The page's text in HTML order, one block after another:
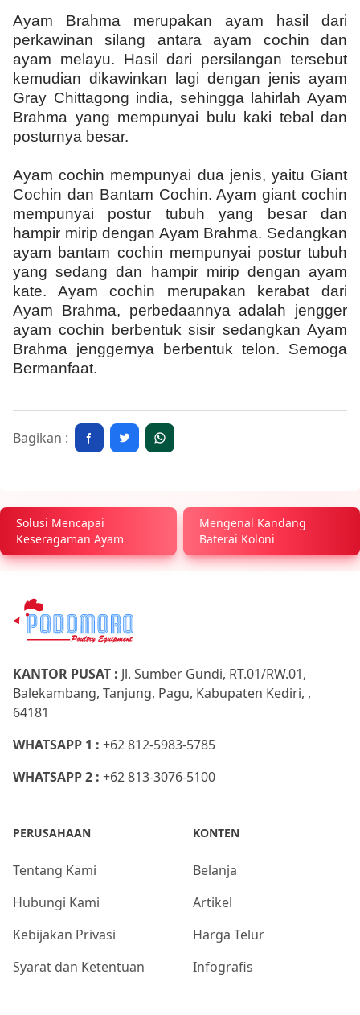
Ayam Brahma merupakan ayam hasil dari
perkawinan silang antara ayam cochin dan
ayam melayu. Hasil dari persilangan tersebut
kemudian dikawinkan lagi dengan jenis ayam
Gray Chittagong india, sehingga lahirlah Ayam
Brahma yang mempunyai bulu kaki tebal dan
posturnya besar.
Ayam cochin mempunyai dua jenis, yaitu Giant
Cochin dan Bantam Cochin. Ayam giant cochin
mempunyai postur tubuh yang besar dan
hampir mirip dengan Ayam Brahma. Sedangkan
ayam bantam cochin mempunyai postur tubuh
yang sedang dan hampir mirip dengan ayam
kate. Ayam cochin merupakan kerabat dari
Ayam Brahma, perbedaannya adalah jengger
ayam cochin berbentuk sisir sedangkan Ayam
Brahma jenggernya berbentuk telon. Semoga
Bermanfaat.
Bagikan :
Solusi Mencapai
Keseragaman Ayam
Mengenal Kandang
Baterai Koloni
KANTOR PUSAT : Jl. Sumber Gundi, RT.01/RW.01,
Balekambang, Tanjung, Pagu, Kabupaten Kediri, ,
64181
WHATSAPP 1 : +62 812-5983-5785
WHATSAPP 2 : +62 813-3076-5100
PERUSAHAAN
Tentang Kami
Hubungi Kami
Kebijakan Privasi
Syarat dan Ketentuan
KONTEN
Belanja
Artikel
Harga Telur
Infografis